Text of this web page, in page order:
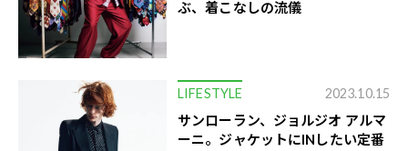
ぶ、着こなしの流儀
LIFESTYLE 2023.10.15
サンローラン、ジョルジオ アルマ
ーニ。ジャケットにINしたい定番